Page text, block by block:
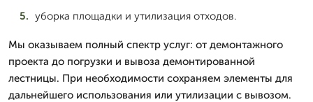
уборка площадки и утилизация отходов.
Мы оказываем полный спектр услуг: от демонтажного
проекта до погрузки и вывоза демонтированной
лестницы. При необходимости сохраняем элементы для
дальнейшего использования или утилизации с вывозом.